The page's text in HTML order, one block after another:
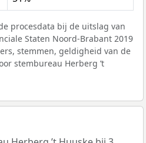
procesdata bij de uitslag van
Staten Noord-Brabant 2019
stemmen, geldigheid van de
stembureau Herberg ’t